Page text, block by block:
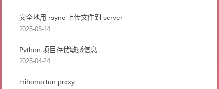
安全地用 rsync 上传文件到 server
2025-05-14
Python 项目存储敏感信息
2025-04-24
mihomo tun proxy